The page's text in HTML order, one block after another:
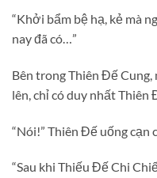
“Khởi bẩm bệ hạ, kẻ mà
nay đã có…”
Bên trong Thiên Đế Cung,
lên, chỉ có duy nhất Thiên
“Nói!” Thiên Đế uống cạn
“Sau khi Thiếu Đế Chi